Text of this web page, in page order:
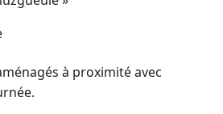
à proximité avec